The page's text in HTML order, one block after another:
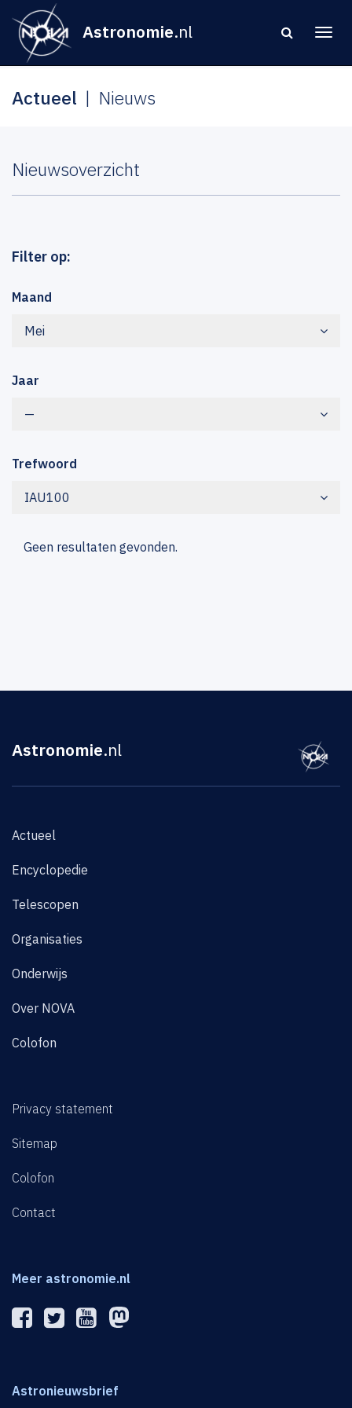
Astronomie.nl
Actueel Nieuws
Nieuwsoverzicht
Filter op:
Maand
Mei
Jaar
—
Trefwoord
IAU100
Geen resultaten gevonden.
Astronomie.nl
Actueel
Encyclopedie
Telescopen
Organisaties
Onderwijs
Over NOVA
Colofon
Privacy statement
Sitemap
Colofon
Contact
Meer astronomie.nl
Astronieuwsbrief